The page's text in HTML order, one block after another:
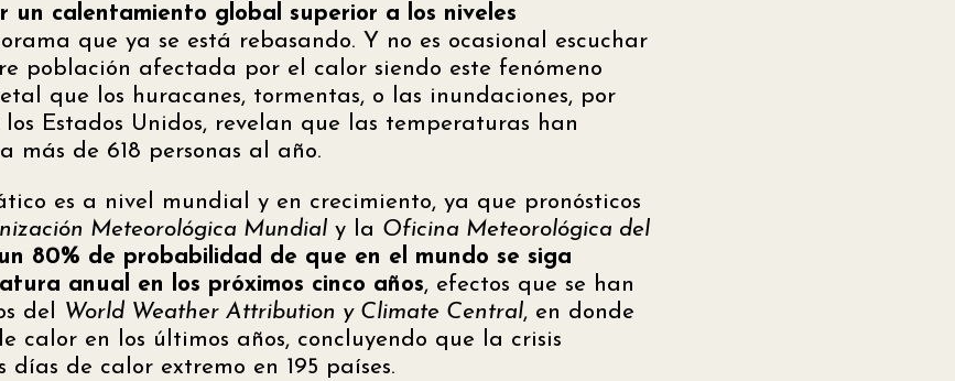
un calentamiento global superior a los niveles
que ya se está rebasando. Y no es ocasional escuchar
población afectada por el calor siendo este fenómeno
que los huracanes, tormentas, o las inundaciones, por
los Estados Unidos, revelan que las temperaturas han
más de 618 personas al año.
es a nivel mundial y en crecimiento, ya que pronósticos
Meteorológica Mundial y la Oficina Meteorológica del
80% de probabilidad de que en el mundo se siga
anual en los próximos cinco años, efectos que se han
del World Weather Attribution y Climate Central, en donde
calor en los últimos años, concluyendo que la crisis
de calor extremo en 195 países.